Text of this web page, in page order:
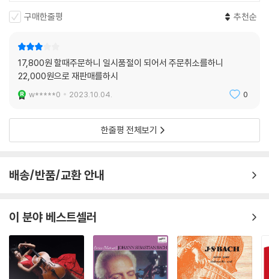
구매한줄평 추천순
17,800원 할때주문하니 일시품절이 되어서 주문취소를하니
22,000원으로 재판매를하시
w*****0 2023.10.04. 0
한줄평 전체보기
배송/반품/교환 안내
이 분야 베스트셀러